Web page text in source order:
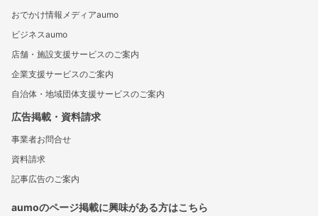
おでかけ情報メディアaumo
ビジネスaumo
店舗・施設支援サービスのご案内
企業支援サービスのご案内
自治体・地域団体支援サービスのご案内
広告掲載・資料請求
事業者お問合せ
資料請求
記事広告のご案内
aumoのページ掲載に興味がある方はこちら